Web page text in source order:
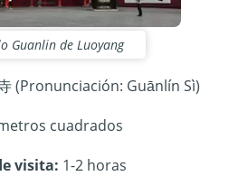
Guanlin de Luoyang
(Pronunciación: Guānlín Sì)
cuadrados
visita: 1-2 horas